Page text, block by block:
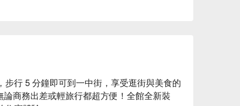
行 5 分鐘即可到一中街，享受逛街與美食的
商務出差或輕旅行都超方便！全館全新裝